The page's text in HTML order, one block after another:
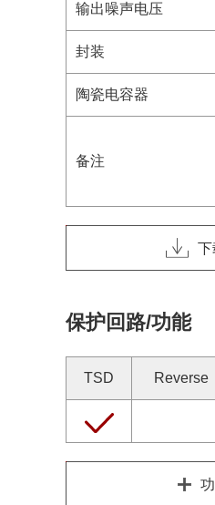
输出噪声电压
封装
陶瓷电容器
备注
下
保护回路/功能
TSD Reverse